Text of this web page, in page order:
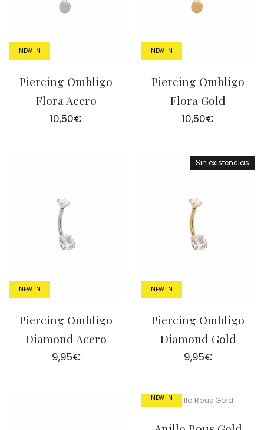
NEW IN
Piercing Ombligo
Flora Acero
10,50€
NEW IN
Piercing Ombligo
Flora Gold
10,50€
NEW IN
Piercing Ombligo
Diamond Acero
9,95€
Sin existencias
NEW IN
Piercing Ombligo
Diamond Gold
9,95€
NEW IN